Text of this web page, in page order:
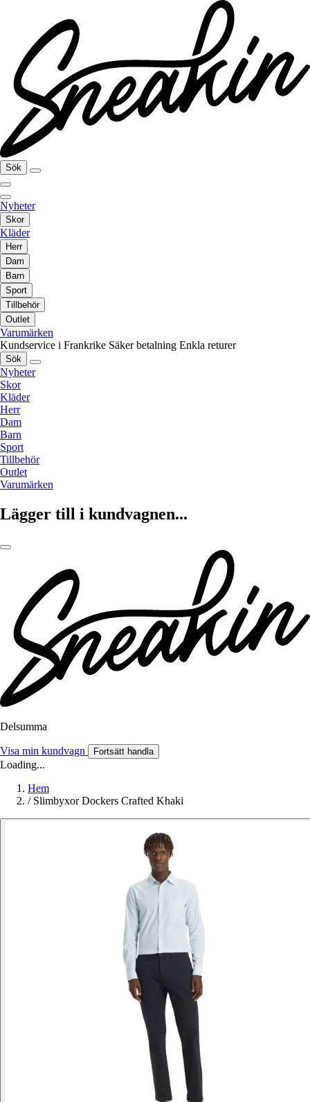
Sök
Nyheter
Skor
Kläder
Herr
Dam
Barn
Sport
Tillbehör
Outlet
Varumärken
Kundservice i Frankrike Säker betalning Enkla returer
Sök
Nyheter
Skor
Kläder
Herr
Dam
Barn
Sport
Tillbehör
Outlet
Varumärken
Lägger till i kundvagnen...
Delsumma
Visa min kundvagn Fortsätt handla
Loading...
Hem
/ Slimbyxor Dockers Crafted Khaki